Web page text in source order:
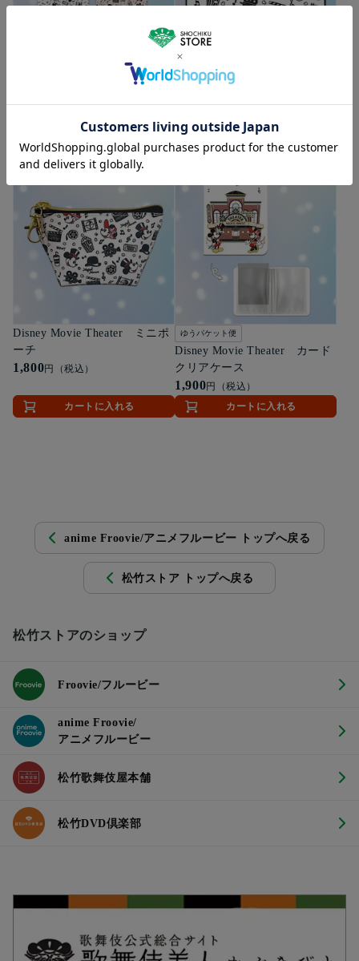
円（税込）
カートに入れる
ゆうパケット便
800円（税込）
カートに入れる
Disney Movie Theater ミニポ
ーチ
1,800円（税込）
カートに入れる
ゆうパケット便
Disney Movie Theater カード
クリアケース
1,900円（税込）
カートに入れる
anime Froovie/アニメフルービー トップへ戻る
松竹ストア トップへ戻る
松竹ストアのショップ
Froovie/フルービー
anime Froovie/
アニメフルービー
松竹歌舞伎屋本舗
松竹DVD倶楽部